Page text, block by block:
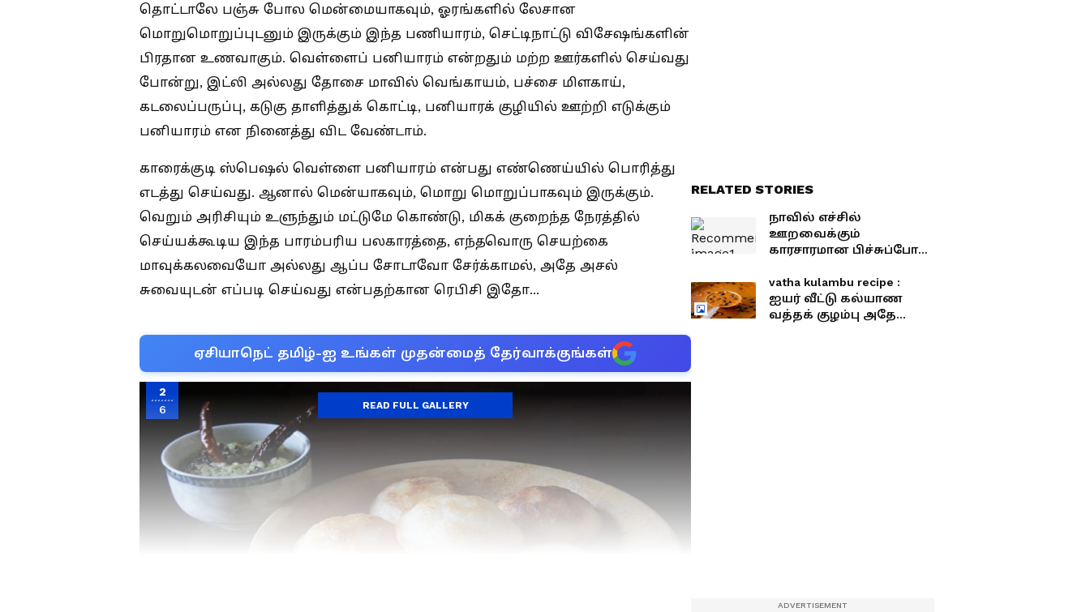
தொட்டாலே பஞ்சு போல மென்மையாகவும், ஓரங்களில் லேசான
மொறுமொறுப்புடனும் இருக்கும் இந்த பணியாரம், செட்டிநாட்டு விசேஷங்களின்
பிரதான உணவாகும். வெள்ளைப் பனியாரம் என்றதும் மற்ற ஊர்களில் செய்வது
போன்று, இட்லி அல்லது தோசை மாவில் வெங்காயம், பச்சை மிளகாய்,
கடலைப்பருப்பு, கடுகு தாளித்துக் கொட்டி, பனியாரக் குழியில் ஊற்றி எடுக்கும்
பனியாரம் என நினைத்து விட வேண்டாம்.
காரைக்குடி ஸ்பெஷல் வெள்ளை பனியாரம் என்பது எண்ணெய்யில் பொரித்து
எடத்து செய்வது. ஆனால் மென்யாகவும், மொறு மொறுப்பாகவும் இருக்கும்.
வெறும் அரிசியும் உளுந்தும் மட்டுமே கொண்டு, மிகக் குறைந்த நேரத்தில்
செய்யக்கூடிய இந்த பாரம்பரிய பலகாரத்தை, எந்தவொரு செயற்கை
மாவுக்கலவையோ அல்லது ஆப்ப சோடாவோ சேர்க்காமல், அதே அசல்
சுவையுடன் எப்படி செய்வது என்பதற்கான ரெபிசி இதோ...
ஏசியாநெட் தமிழ்-ஐ உங்கள் முதன்மைத் தேர்வாக்குங்கள்
2
6
READ FULL GALLERY
RELATED STORIES
நாவில் எச்சில்
ஊறவைக்கும்
காரசாரமான பிச்சுப்போட்ட
vatha kulambu recipe :
ஐயர் வீட்டு கல்யாண
வத்தக் குழம்பு அதே